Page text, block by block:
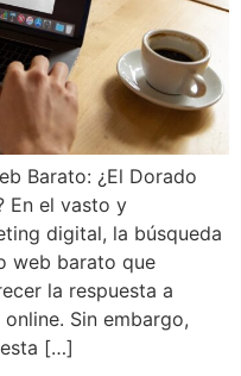
Barato: ¿El Dorado
En el vasto y
digital, la búsqueda
web barato que
la respuesta a
Sin embargo,
[…]